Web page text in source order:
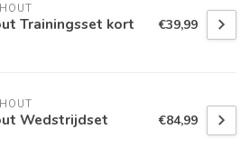
Trainingsset kort €39,99
Wedstrijdset €84,99